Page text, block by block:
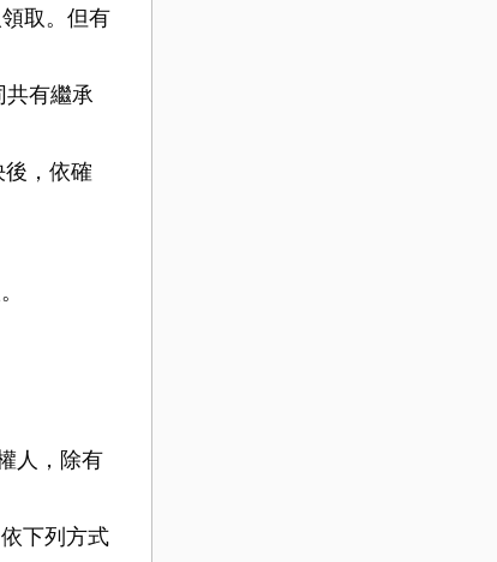
取。但有
有繼承
，依確
人，除有
下列方式